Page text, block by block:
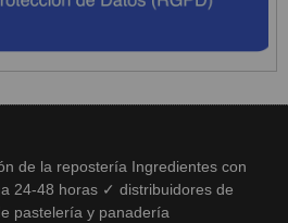
de la repostería Ingredientes con
24-48 horas ✓ distribuidores de
pastelería y panadería